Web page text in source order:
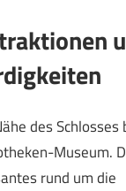
des Schlosses
Museum.
rund um die